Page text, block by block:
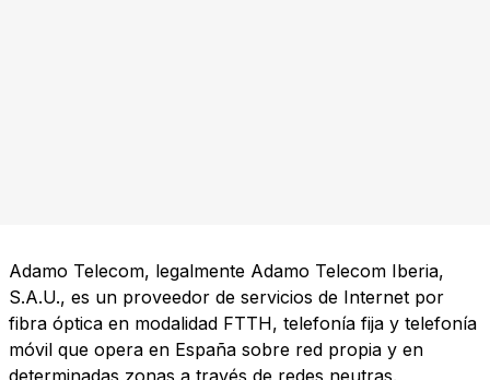
Adamo Telecom, legalmente Adamo Telecom Iberia,
S.A.U., es un proveedor de servicios de Internet por
fibra óptica en modalidad FTTH, telefonía fija y telefonía
móvil que opera en España sobre red propia y en